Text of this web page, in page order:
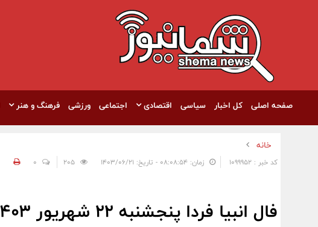
صفحه اصلی کل اخبار سیاسی اقتصادی اجتماعی ورزشی فرهنگ و هنر
خانه
کد خبر : 1099952 زمان: ۰۸:۰۸:۵۴ - تاریخ: ۱۴۰۳/۰۶/۲۱ 0
فال انبیا فردا پنجشنبه 22 شهریور 1403 را اینجا بخوانید